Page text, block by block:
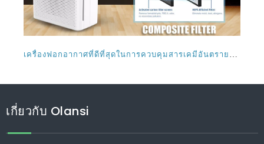
เครื่องฟอกอากาศที่ดีที่สุดในการควบคุมสารเคมีอันตรายในครัวเรือน VOCs และสำหรับการกำจัดฟอร์มาลดีไฮด์
2564-10-07
ฟอร์มาลดีไฮด์ หลายสิ่งหลายอย่างสามารถก่อให้เกิดมลพิษ
ซ้ำว่าสารมลพิษมีอยู่ในบางกรณี เนื่องจากอาจไม่มีกลิ่นและ
ขึ้น